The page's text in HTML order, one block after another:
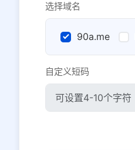
选择域名
90a.me
自定义短码